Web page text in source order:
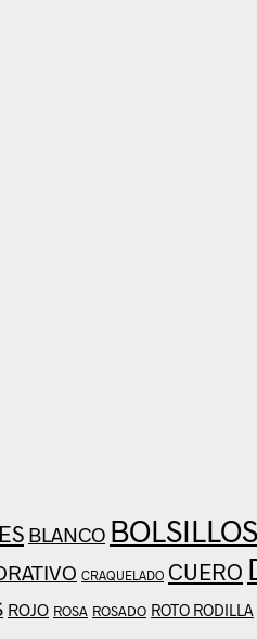
BLANCO BOLSILLOS
CRAQUELADO CUERO
ROJO ROSA ROSADO ROTO RODILLA